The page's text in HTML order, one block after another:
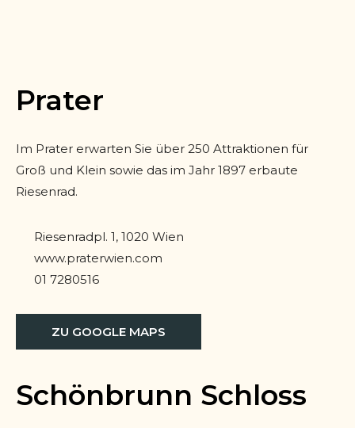
Prater
Im Prater erwarten Sie über 250 Attraktionen für
Groß und Klein sowie das im Jahr 1897 erbaute
Riesenrad.
Riesenradpl. 1, 1020 Wien
www.praterwien.com
01 7280516
ZU GOOGLE MAPS
Schönbrunn Schloss